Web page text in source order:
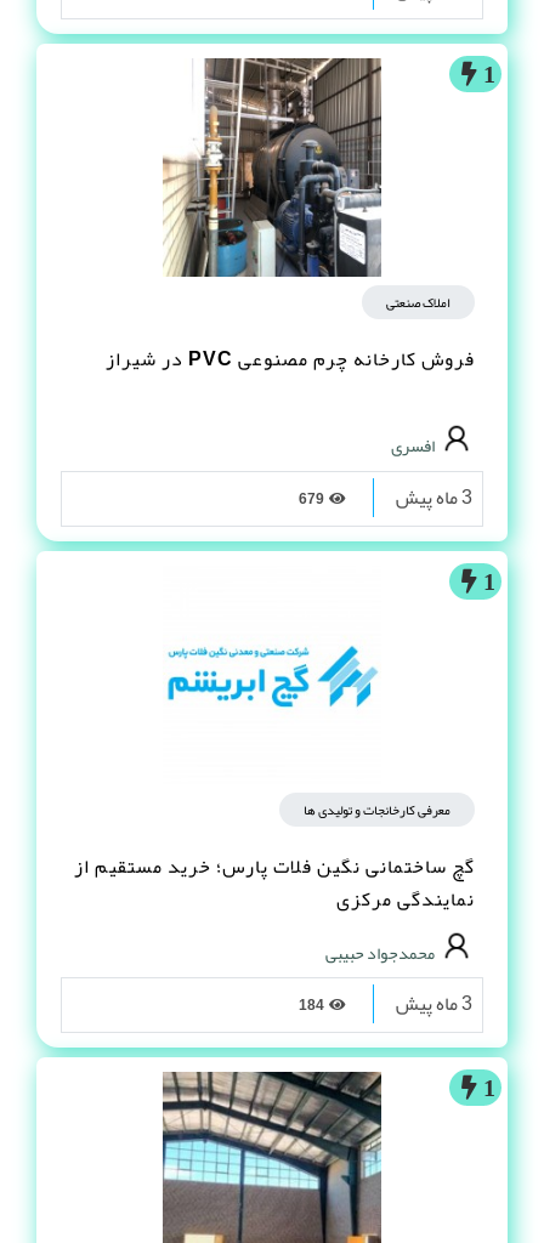
1
املاک صنعتی
فروش کارخانه چرم مصنوعى PVC در شیراز
افسری
3 ماه پیش
1
معرفی کارخانجات و تولیدی ها
گچ ساختمانی نگین فلات پارس؛ خرید مستقیم از
نمایندگی مرکزی
محمدجواد حبیبی
3 ماه پیش
1